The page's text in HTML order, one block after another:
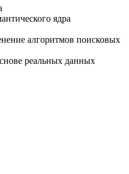
ядра
алгоритмов поисковых
реальных данных